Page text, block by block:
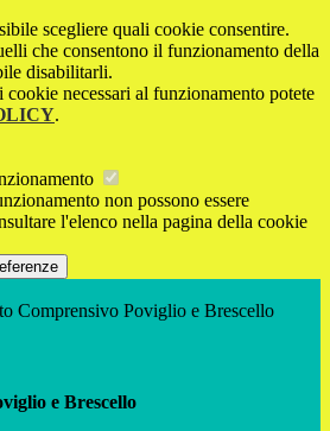
scegliere quali cookie consentire.
che consentono il funzionamento della
disabilitarli.
cookie necessari al funzionamento potete
.
non possono essere
l'elenco nella pagina della cookie
Comprensivo Poviglio e Brescello
e Brescello